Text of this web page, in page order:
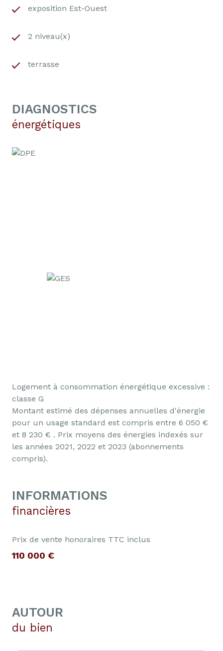
exposition Est-Ouest
2 niveau(x)
terrasse
DIAGNOSTICS
énergétiques
Logement à consommation énergétique excessive :
classe G
Montant estimé des dépenses annuelles d'énergie
pour un usage standard est compris entre 6 050 €
et 8 230 € . Prix moyens des énergies indexés sur
les années 2021, 2022 et 2023 (abonnements
compris).
INFORMATIONS
financières
Prix de vente honoraires TTC inclus
110 000 €
AUTOUR
du bien